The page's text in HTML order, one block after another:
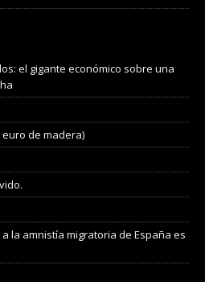
el gigante económico sobre una
de madera)
la amnistía migratoria de España es